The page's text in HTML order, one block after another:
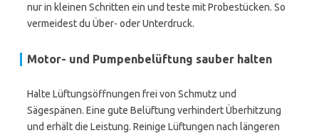
nur in kleinen Schritten ein und teste mit Probestücken. So
vermeidest du Über- oder Unterdruck.
Motor- und Pumpenbelüftung sauber halten
Halte Lüftungsöffnungen frei von Schmutz und
Sägespänen. Eine gute Belüftung verhindert Überhitzung
und erhält die Leistung. Reinige Lüftungen nach längeren